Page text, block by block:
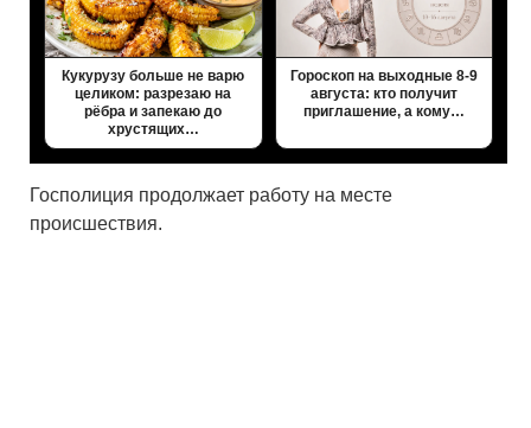
Кукурузу больше не варю
целиком: разрезаю на
рёбра и запекаю до
хрустящих…
Гороскоп на выходные 8-9
августа: кто получит
приглашение, а кому…
Госполиция продолжает работу на месте
происшествия.